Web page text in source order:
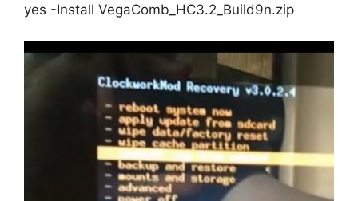
yes -Install VegaComb_HC3.2_Build9n.zip